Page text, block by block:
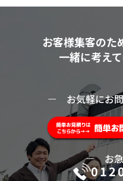
お客様集客のた
一緒に考え
ー お気軽にお
ーお急